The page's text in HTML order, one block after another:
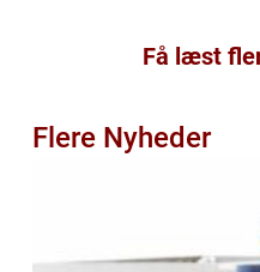
Få læst
Flere Nyheder